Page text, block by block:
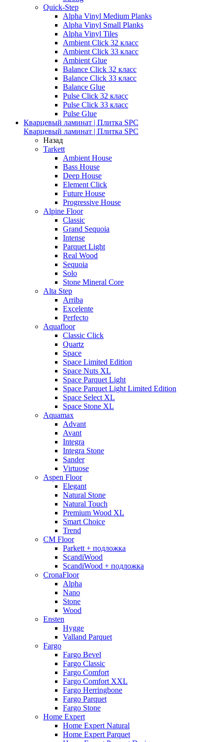
Quick-Step
Alpha Vinyl Medium Planks
Alpha Vinyl Small Planks
Alpha Vinyl Tiles
Ambient Click 32 класс
Ambient Click 33 класс
Ambient Glue
Balance Click 32 класс
Balance Click 33 класс
Balance Glue
Pulse Click 32 класс
Pulse Click 33 класс
Pulse Glue
Кварцевый ламинат | Плитка SPC
Кварцевый ламинат | Плитка SPC
Назад
Tarkett
Ambient House
Bass House
Deep House
Element Click
Future House
Progressive House
Alpine Floor
Classic
Grand Sequoia
Intense
Parquet Light
Real Wood
Sequoia
Solo
Stone Mineral Core
Alta Step
Arriba
Excelente
Perfecto
Aquafloor
Classic Click
Quartz
Space
Space Limited Edition
Space Nuts XL
Space Parquet Light
Space Parquet Light Limited Edition
Space Select XL
Space Stone XL
Aquamax
Advant
Avant
Integra
Integra Stone
Sander
Virtuose
Aspen Floor
Elegant
Natural Stone
Natural Touch
Premium Wood XL
Smart Choice
Trend
CM Floor
Parkett + подложка
ScandiWood
ScandiWood + подложка
CronaFloor
Alpha
Nano
Stone
Wood
Ensten
Hygge
Valland Parquet
Fargo
Fargo Bevel
Fargo Classic
Fargo Comfort
Fargo Comfort XXL
Fargo Herringbone
Fargo Parquet
Fargo Stone
Home Expert
Home Expert Natural
Home Expert Parquet